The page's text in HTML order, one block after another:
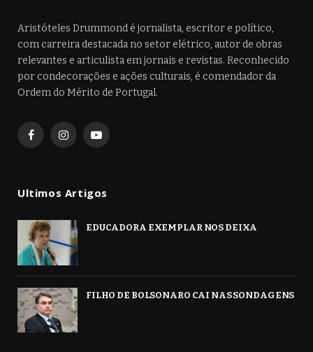
Aristóteles Drummond é jornalista, escritor e político,
com carreira destacada no setor elétrico, autor de obras
relevantes e articulista em jornais e revistas. Reconhecido
por condecorações e ações culturais, é comendador da
Ordem do Mérito de Portugal.
FacebookInstagramYouTube
Ultimos Artigos
EDUCADORA EXEMPLAR NOS DEIXA
FILHO DE BOLSONARO CAI NAS SONDAGENS